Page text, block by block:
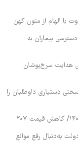
با الهام از متون کهن
دسترسی بیماران به
هدایت سرخ‌پوشان
دستیاری داوطلبان را
به‌دنبال رفع موانع